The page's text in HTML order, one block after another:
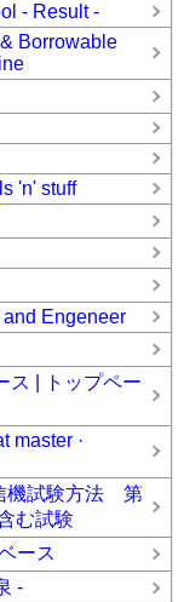
- Result -
Borrowable
'n' stuff
Engeneer
ス | トップペー
master ·
機試験方法 第
む試験
ース
-